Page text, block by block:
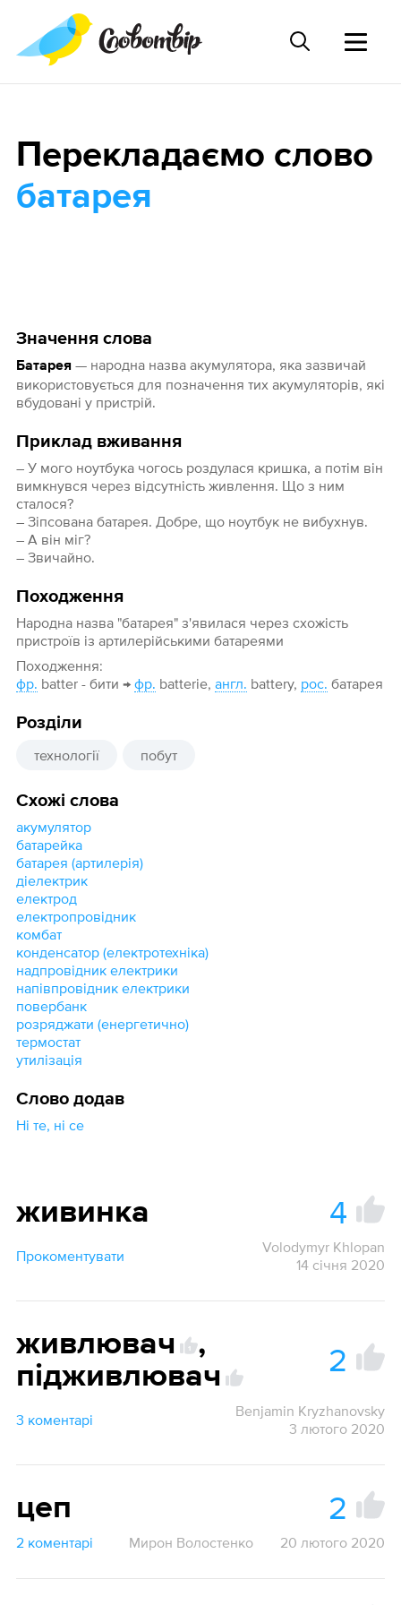
Значення слова
Батарея— народна назва акумулятора, яка зазвичай
використовується для позначення тих акумуляторів, які
вбудовані у пристрій.
Приклад вживання
– У мого ноутбука чогось роздулася кришка, а потім він
вимкнувся через відсутність живлення. Що з ним
сталося?
– Зіпсована батарея. Добре, що ноутбук не вибухнув.
– А він міг?
– Звичайно.
Походження
Народна назва "батарея" з'явилася через схожість
пристроїв із артилерійськими батареями
Походження:
фр. batter - бити → фр. batterie, англ. battery, рос. батарея
Розділи
технології побут
Схожі слова
акумулятор
батарейка
батарея (артилерія)
діелектрик
електрод
електропровідник
комбат
конденсатор (електротехніка)
надпровідник електрики
напівпровідник електрики
повербанк
розряджати (енергетично)
термостат
утилізація
Слово додав
Ні те, ні се
Перекладаємо слово
батарея
живинка 4
Прокоментувати
Volodymyr Khlopan
14 січня 2020
живлювач
,
підживлювач
2
3 коментарі
Benjamin Kryzhanovsky
3 лютого 2020
цеп 2
2 коментарі Мирон Волостенко 20 лютого 2020